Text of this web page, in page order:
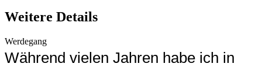
Weitere Details
Werdegang
Während vielen Jahren habe ich in